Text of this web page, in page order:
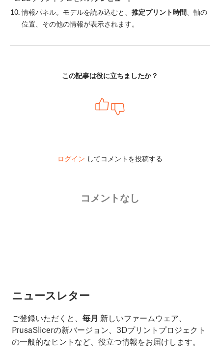
情報パネル。モデルを読み込むと、 推定プリント時間、軸の
位置、その他の情報が表示されます。
この記事は役に立ちましたか？
ログイン してコメントを投稿する
コメントなし
ニュースレター
ご登録いただくと、 毎月 新しいファームウェア、
PrusaSlicerの新バージョン、3Dプリントプロジェクト
の一般的なヒントなど、役立つ情報をお届けします。